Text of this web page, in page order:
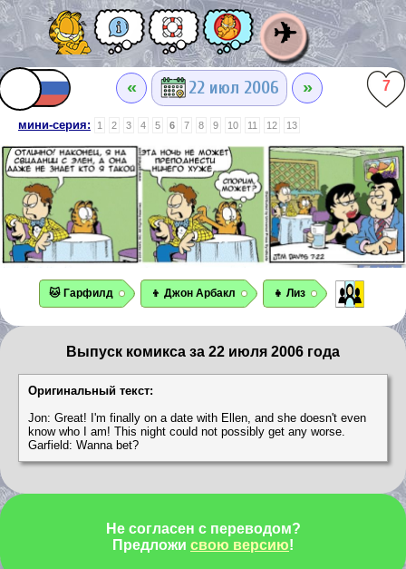
✈
« 22 июл 2006 » 7
мини-серия: 1 2 3 4 5 6 7 8 9 10 11 12 13
🐱 Гарфилд 👦 Джон Арбакл 👧 Лиз
Выпуск комикса за 22 июля 2006 года
Оригинальный текст:
Jon: Great! I'm finally on a date with Ellen, and she doesn't even
know who I am! This night could not possibly get any worse.
Garfield: Wanna bet?
Не согласен с переводом?
Предложи свою версию!